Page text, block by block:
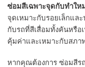
ซ่อมสีเฉพาะจุดกับทำให
จุดเหมาะกับรอยเล็กแล
กับรถที่สีเสื่อมทั้งคันหรือ
คุ้มค่าและเหมาะกับสภา
หากคุณต้องการ ซ่อมสีร